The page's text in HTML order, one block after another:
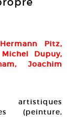
Pitz,
Dupuy,
Joachim
(peinture,